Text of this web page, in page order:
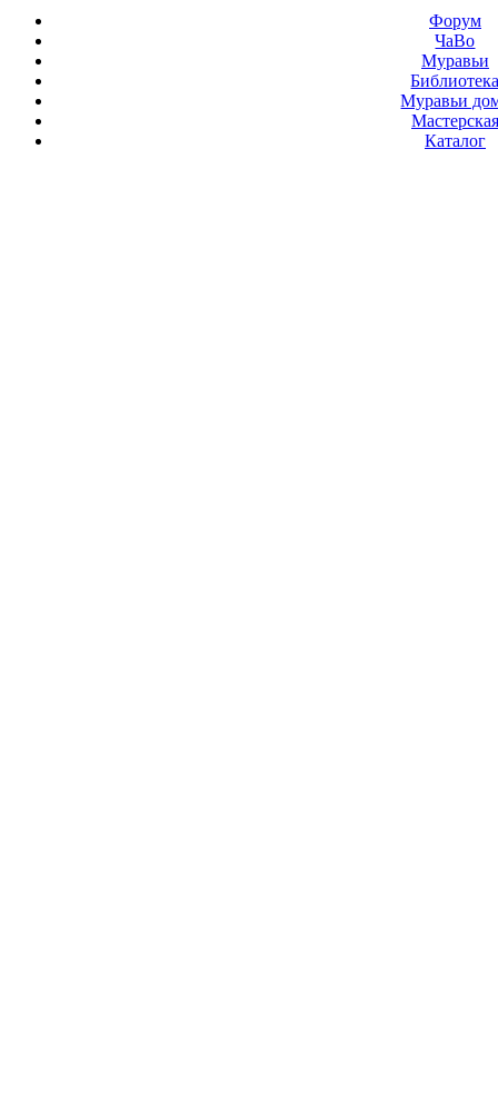
Форум
ЧаВо
Муравьи
Муравьи
Мастерская
Каталог